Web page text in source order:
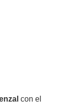
con el